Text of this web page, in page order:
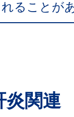
ることが
炎関連